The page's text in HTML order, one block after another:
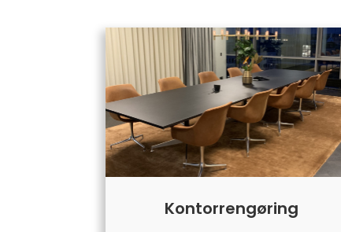
Kontorrengøring